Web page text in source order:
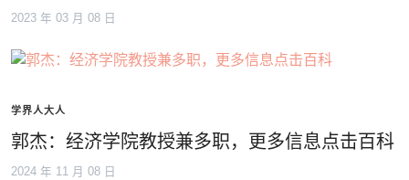
2023 年 03 月 08 日
学界人大人
郭杰：经济学院教授兼多职，更多信息点击百科
2024 年 11 月 08 日